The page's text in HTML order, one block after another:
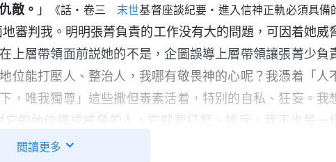
敵。 」 《話・卷三末世基督座談紀要・進入信神正軌必須具備
審判我。明明張菁負責的工作没有大的問題，可因着她威
上層帶領面前説她的不是，企圖誤導上層帶領讓張菁少負
位能打壓人、整治人，我哪有敬畏神的心呢？我憑着「人
，唯我獨尊」這些撒但毒素活着，特别的自私、狂妄。我
的地位構成威脅的人，它就要打壓、排斥。我不也是一
要壓制，企圖在教會中掌權，讓弟兄姊妹只高看我，心裏有
閲讀更多